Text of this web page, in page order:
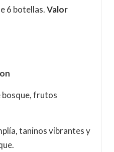
6 botellas.Valor
bosque, frutos
taninos vibrantes y